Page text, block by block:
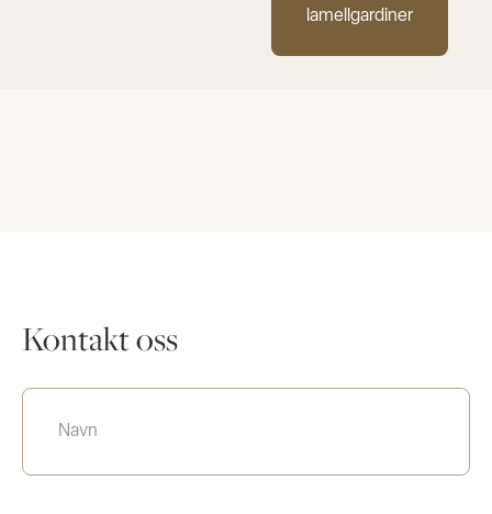
lamellgardiner
Kontakt oss